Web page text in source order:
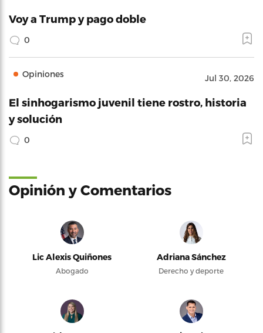
Voy a Trump y pago doble
0
Opiniones Jul 30, 2026
El sinhogarismo juvenil tiene rostro, historia
y solución
0
Opinión y Comentarios
Lic Alexis Quiñones
Abogado
Adriana Sánchez
Derecho y deporte